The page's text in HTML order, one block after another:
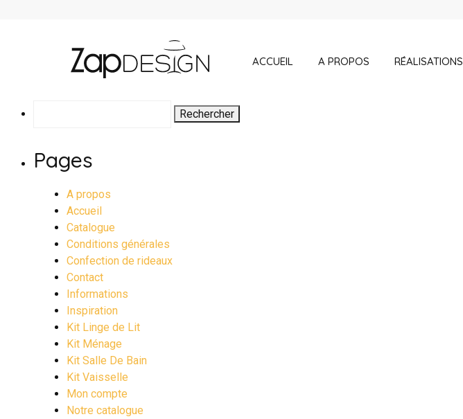
ACCUEIL A PROPOS RÉALISATIONS
Pages
A propos
Accueil
Catalogue
Conditions générales
Confection de rideaux
Contact
Informations
Inspiration
Kit Linge de Lit
Kit Ménage
Kit Salle De Bain
Kit Vaisselle
Mon compte
Notre catalogue